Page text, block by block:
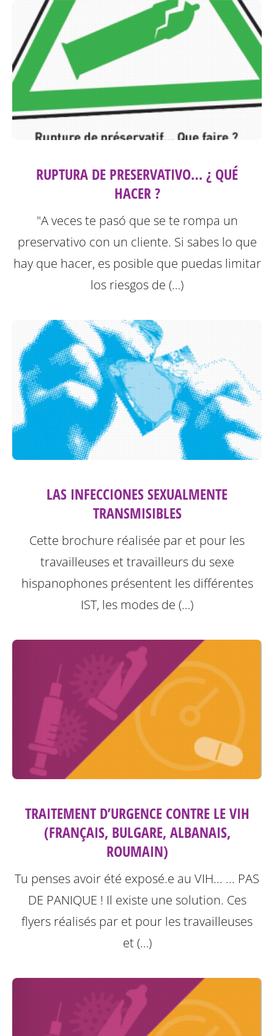
RUPTURA DE PRESERVATIVO… ¿ QUÉ
HACER ?
"A veces te pasó que se te rompa un
preservativo con un cliente. Si sabes lo que
hay que hacer, es posible que puedas limitar
los riesgos de (…)
LAS INFECCIONES SEXUALMENTE
TRANSMISIBLES
Cette brochure réalisée par et pour les
travailleuses et travailleurs du sexe
hispanophones présentent les différentes
IST, les modes de (…)
TRAITEMENT D’URGENCE CONTRE LE VIH
(FRANÇAIS, BULGARE, ALBANAIS,
ROUMAIN)
Tu penses avoir été exposé.e au VIH... ... PAS
DE PANIQUE ! Il existe une solution. Ces
flyers réalisés par et pour les travailleuses
et (…)